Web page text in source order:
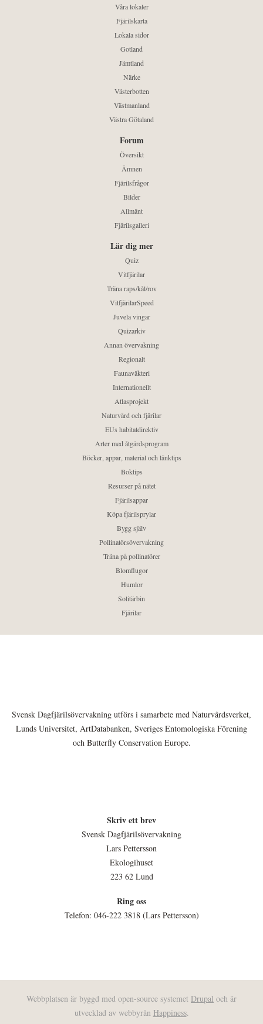
Våra lokaler
Fjärilskarta
Lokala sidor
Gotland
Jämtland
Närke
Västerbotten
Västmanland
Västra Götaland
Forum
Översikt
Ämnen
Fjärilsfrågor
Bilder
Allmänt
Fjärilsgalleri
Lär dig mer
Quiz
Vitfjärilar
Träna raps/kål/rov
VitfjärilarSpeed
Juvela vingar
Quizarkiv
Annan övervakning
Regionalt
Faunaväkteri
Internationellt
Atlasprojekt
Naturvård och fjärilar
EUs habitatdirektiv
Arter med åtgärdsprogram
Böcker, appar, material och länktips
Boktips
Resurser på nätet
Fjärilsappar
Köpa fjärilsprylar
Bygg själv
Pollinatörsövervakning
Träna på pollinatörer
Blomflugor
Humlor
Solitärbin
Fjärilar
Svensk Dagfjärilsövervakning utförs i samarbete med Naturvårdsverket,
Lunds Universitet, ArtDatabanken, Sveriges Entomologiska Förening
och Butterfly Conservation Europe.
Skriv ett brev
Svensk Dagfjärilsövervakning
Lars Pettersson
Ekologihuset
223 62 Lund
Ring oss
Telefon: 046-222 3818 (Lars Pettersson)
Webbplatsen är byggd med open-source systemet Drupal och är
utvecklad av webbyrån Happiness.